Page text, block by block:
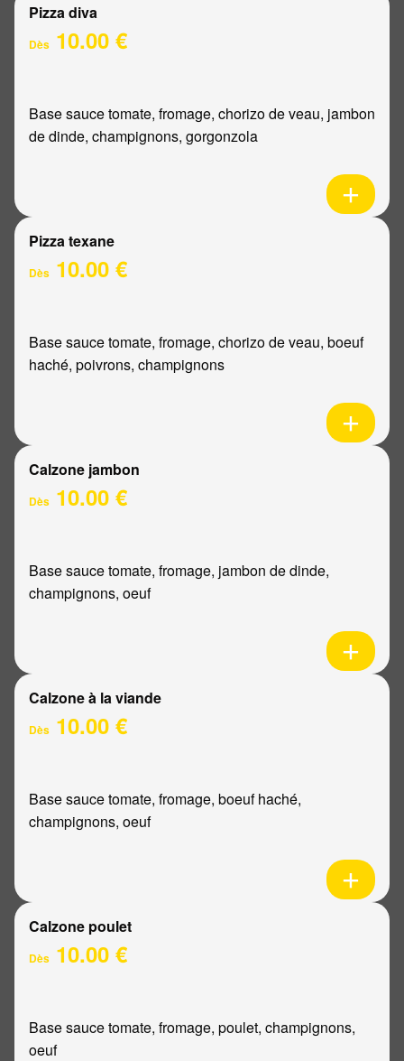
Pizza diva
Dès 10.00 €
Base sauce tomate, fromage, chorizo de veau, jambon
de dinde, champignons, gorgonzola
Pizza texane
Dès 10.00 €
Base sauce tomate, fromage, chorizo de veau, boeuf
haché, poivrons, champignons
Calzone jambon
Dès 10.00 €
Base sauce tomate, fromage, jambon de dinde,
champignons, oeuf
Calzone à la viande
Dès 10.00 €
Base sauce tomate, fromage, boeuf haché,
champignons, oeuf
Calzone poulet
Dès 10.00 €
Base sauce tomate, fromage, poulet, champignons,
oeuf